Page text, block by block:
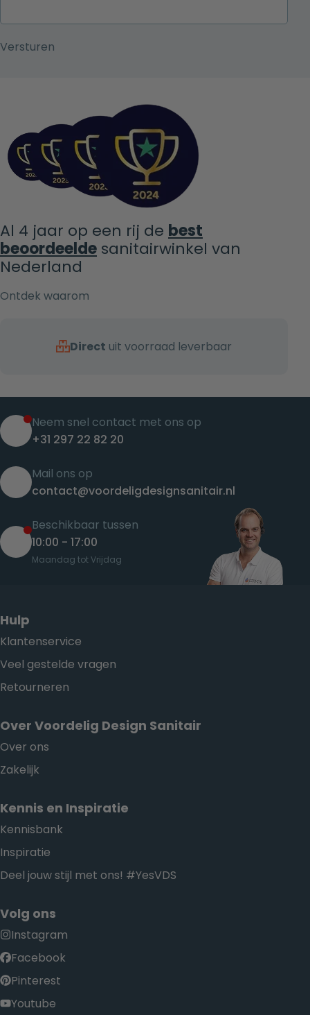
Al 4 jaar op een rij de best
beoordeelde sanitairwinkel van
Nederland
Ontdek waarom
Direct uit voorraad leverbaar
Neem snel contact met ons op
+31 297 22 82 20
Mail ons op
contact@voordeligdesignsanitair.nl
Beschikbaar tussen
10:00 - 17:00
Maandag tot Vrijdag
Hulp
Klantenservice
Veel gestelde vragen
Retourneren
Over Voordelig Design Sanitair
Over ons
Zakelijk
Kennis en Inspiratie
Kennisbank
Inspiratie
Deel jouw stijl met ons! #YesVDS
Volg ons
Instagram
Facebook
Pinterest
Youtube